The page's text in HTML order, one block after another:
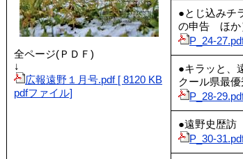
全ページ(ＰＤＦ)
↓
広報遠野１月号.pdf [ 8120 KB
pdfファイル]
●とじ込みチ
の申告 ほか
P_24-
●キラッと、
クール県最
P_28-
●遠野史歴訪
P_30-